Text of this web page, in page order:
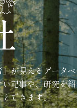
が見えるデータ
記事や、研究を
できます。